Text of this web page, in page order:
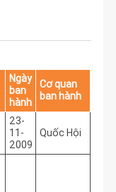
Ngày
ban
hành
Cơ quan
ban hành
23-
11-
2009
Quốc Hội